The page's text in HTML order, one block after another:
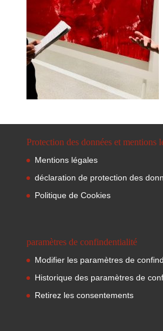
Protection des données et mentions
Mentions légales
déclaration de protection des
Politique de Cookies
paramètres de confindentialité
Modifier les paramètres de
Historique des paramètres de
Retirez les consentements